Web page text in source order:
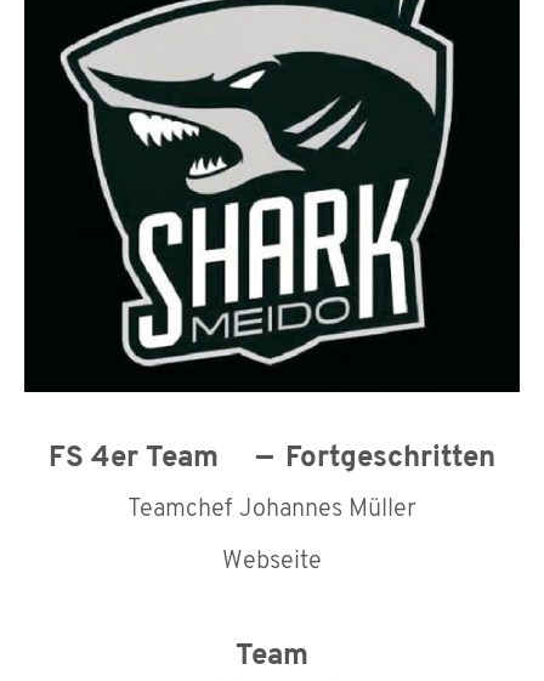
FS 4er Team Fortgeschritten
Teamchef Johannes Müller
Webseite
Team